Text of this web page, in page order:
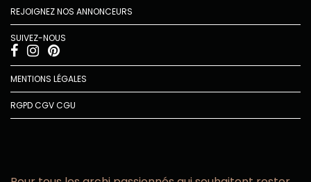
REJOIGNEZ NOS ANNONCEURS
SUIVEZ-NOUS
MENTIONS LÉGALES
RGPDCGVCGU